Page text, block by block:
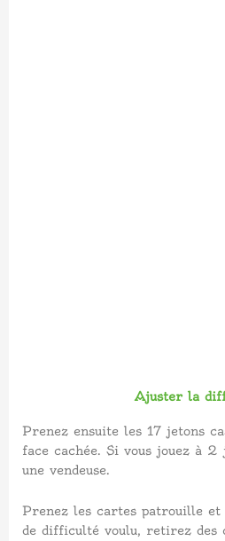
Ajuster la
Prenez ensuite les 17 jetons
face cachée. Si vous jouez à 2
une vendeuse.
Prenez les cartes patrouille et
de difficulté voulu, retirez des